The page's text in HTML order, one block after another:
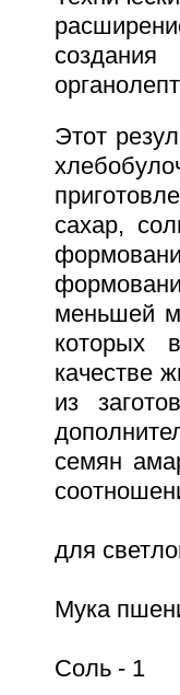
Этот
сахар,
меньшей
которых
качестве
из
семян
для
Мука
Соль - 1